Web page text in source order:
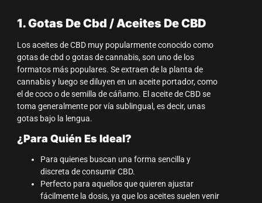
1. Gotas De Cbd / Aceites De CBD
Los aceites de CBD muy popularmente conocido como
gotas de cbd o gotas de cannabis, son uno de los
formatos más populares. Se extraen de la planta de
cannabis y luego se diluyen en un aceite portador, como
el de coco o de semilla de cáñamo. El aceite de CBD se
toma generalmente por vía sublingual, es decir, unas
gotas bajo la lengua.
¿Para Quién Es Ideal?
Para quienes buscan una forma sencilla y
discreta de consumir CBD.
Perfecto para aquellos que quieren ajustar
fácilmente la dosis, ya que los aceites suelen venir